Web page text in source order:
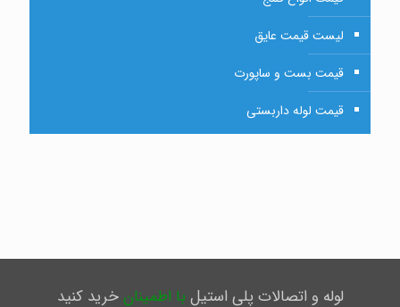
لیست قیمت عایق
قیمت بست و ساپورت
قیمت لوله داربستی
لوله و اتصالات پلی استیل با اطمینانخرید کنید